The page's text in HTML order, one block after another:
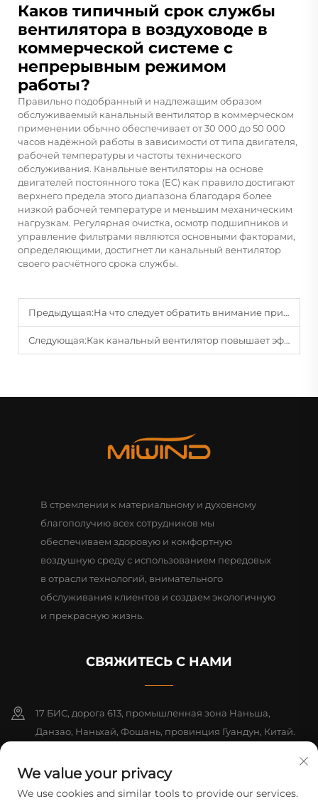
Каков типичный срок службы
вентилятора в воздуховоде в
коммерческой системе с
непрерывным режимом
работы?
Правильно подобранный и надлежащим образом
обслуживаемый канальный вентилятор в коммерческом
применении обычно обеспечивает от 30 000 до 50 000
часов надёжной работы в зависимости от типа двигателя,
рабочей температуры и частоты технического
обслуживания. Канальные вентиляторы на основе
двигателей постоянного тока (EC) как правило достигают
верхнего предела этого диапазона благодаря более
низкой рабочей температуре и меньшим механическим
нагрузкам. Регулярная очистка, осмотр подшипников и
управление фильтрами являются основными факторами,
определяющими, достигнет ли канальный вентилятор
своего расчётного срока службы.
Предыдущая:На что следует обратить внимание при интеграции канального вентилятора в системы отопления, вентиляции и кондиционирования воздуха?
Следующая:Как канальный вентилятор повышает эффективность воздушного потока в системах вентиляции?
В стремлении к материальному и духовному
благополучию всех сотрудников мы
обеспечиваем здоровую и комфортную
воздушную среду с использованием передовых
в отрасли технологий, внимательного
обслуживания клиентов и создаем экологичную
и прекрасную жизнь.
СВЯЖИТЕСЬ С НАМИ
17 БИС, дорога 613, промышленная зона Наньша,
Данзао, Наньхай, Фошань, провинция Гуандун, Китай.
+86-18312070412
We value your privacy
We use cookies and similar tools to provide our services.